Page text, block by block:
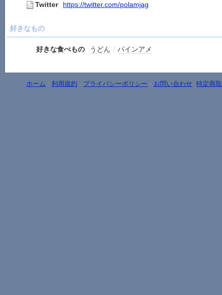
Twitter
https://twitter.com/polamjag
好きなもの
好きな食べもの うどん / パインアメ
ホーム - 利用規約 - プライバシーポリシー - お問い合わせ- 特定商